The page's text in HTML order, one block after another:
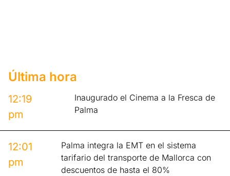
Última hora
12:19
pm
Inaugurado el Cinema a la Fresca de
Palma
12:01
pm
Palma integra la EMT en el sistema
tarifario del transporte de Mallorca con
descuentos de hasta el 80%